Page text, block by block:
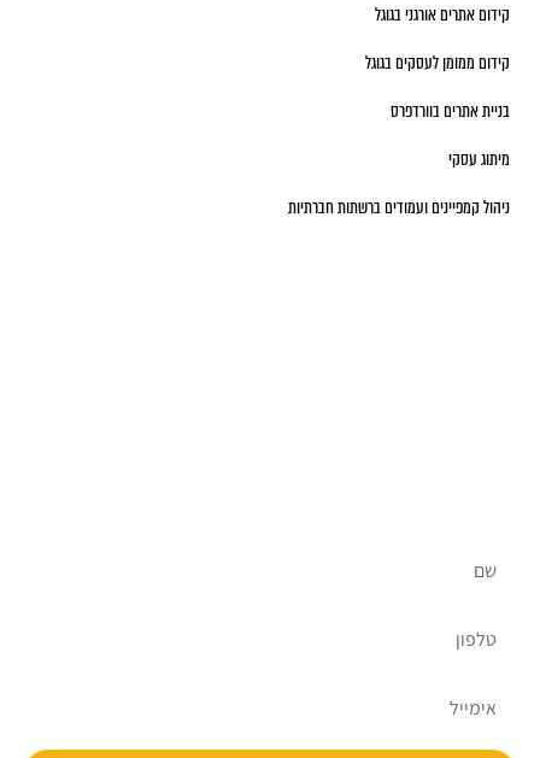
קידום אתרים אורגני בגוגל
קידום ממומן לעסקים בגוגל
בניית אתרים בוורדפרס
מיתוג עסקי
ניהול קמפיינים ועמודים ברשתות חברתיות